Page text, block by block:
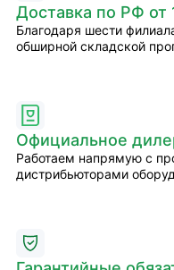
Доставка по РФ от
Благодаря шести
обширной складской
Официальное
Работаем напрямую с
дистрибьюторами